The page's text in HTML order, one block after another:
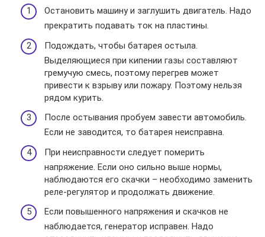
Остановить машину и заглушить двигатель. Надо
прекратить подавать ток на пластины.
Подождать, чтобы батарея остыла.
Выделяющиеся при кипении газы составляют
гремучую смесь, поэтому перегрев может
привести к взрыву или пожару. Поэтому нельзя
рядом курить.
После остывания пробуем завести автомобиль.
Если не заводится, то батарея неисправна.
При неисправности следует померить
напряжение. Если оно сильно выше нормы,
наблюдаются его скачки – необходимо заменить
реле-регулятор и продолжать движение.
Если повышенного напряжения и скачков не
наблюдается, генератор исправен. Надо